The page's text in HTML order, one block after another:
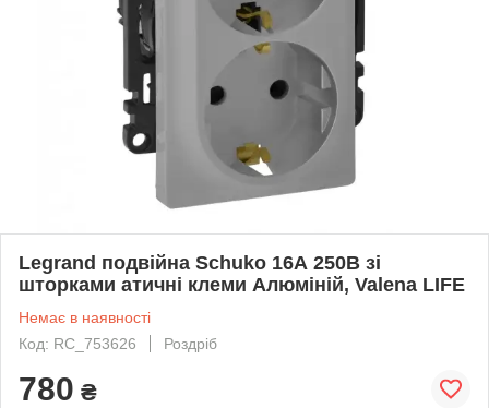
Legrand подвійна Schuko 16А 250В зі
шторками атичні клеми Алюміній, Valena LIFE
Немає в наявності
Код: RC_753626
Роздріб
780 ₴